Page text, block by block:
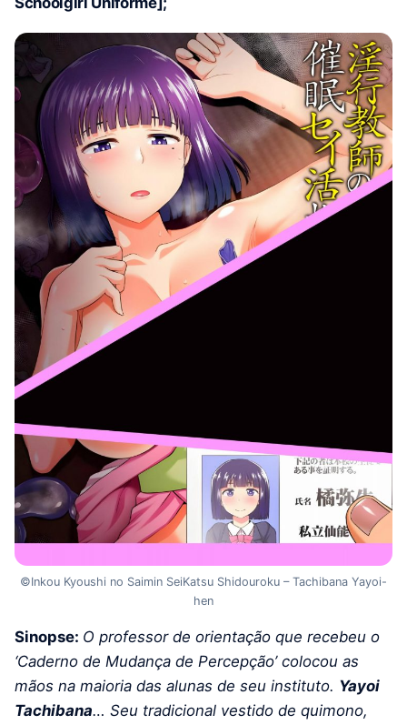
©Inkou Kyoushi no Saimin SeiKatsu Shidouroku – Tachibana Yayoi-
hen
Sinopse: O professor de orientação que recebeu o
‘Caderno de Mudança de Percepção’ colocou as
mãos na maioria das alunas de seu instituto. Yayoi
Tachibana… Seu tradicional vestido de quimono,